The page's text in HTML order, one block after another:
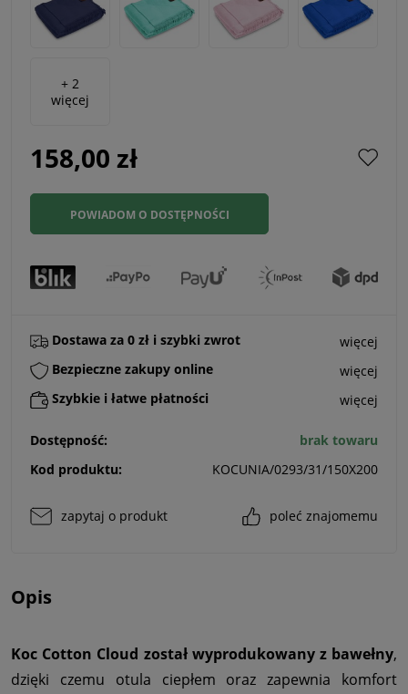
+ 2
więcej
158,00 zł
POWIADOM O DOSTĘPNOŚCI
Dostawa za 0 zł i szybki zwrot
więcej
Bezpieczne zakupy online
więcej
Szybkie i łatwe płatności
więcej
Dostępność:
brak towaru
Kod produktu:
KOCUNIA/0293/31/150X200
zapytaj o produkt poleć znajomemu
Opis
Koc Cotton Cloud został wyprodukowany z bawełny,
dzięki czemu otula ciepłem oraz zapewnia komfort